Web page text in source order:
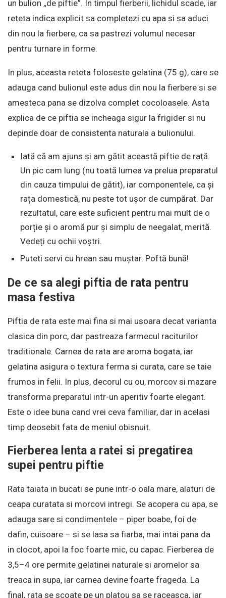
un bulion „de piftie”. In timpul fierberii, lichidul scade, iar
reteta indica explicit sa completezi cu apa si sa aduci
din nou la fierbere, ca sa pastrezi volumul necesar
pentru turnare in forme.
In plus, aceasta reteta foloseste gelatina (75 g), care se
adauga cand bulionul este adus din nou la fierbere si se
amesteca pana se dizolva complet cocoloasele. Asta
explica de ce piftia se incheaga sigur la frigider si nu
depinde doar de consistenta naturala a bulionului.
Iată că am ajuns și am gătit această piftie de rață.
Un pic cam lung (nu toată lumea va prelua preparatul
din cauza timpului de gătit), iar componentele, ca și
rața domestică, nu peste tot ușor de cumpărat. Dar
rezultatul, care este suficient pentru mai mult de o
porție și o aromă pur și simplu de neegalat, merită.
Vedeți cu ochii voștri.
Puteti servi cu hrean sau muștar. Poftă bună!
De ce sa alegi piftia de rata pentru
masa festiva
Piftia de rata este mai fina si mai usoara decat varianta
clasica din porc, dar pastreaza farmecul raciturilor
traditionale. Carnea de rata are aroma bogata, iar
gelatina asigura o textura ferma si curata, care se taie
frumos in felii. In plus, decorul cu ou, morcov si mazare
transforma preparatul intr-un aperitiv foarte elegant.
Este o idee buna cand vrei ceva familiar, dar in acelasi
timp deosebit fata de meniul obisnuit.
Fierberea lenta a ratei si pregatirea
supei pentru piftie
Rata taiata in bucati se pune intr-o oala mare, alaturi de
ceapa curatata si morcovi intregi. Se acopera cu apa, se
adauga sare si condimentele – piper boabe, foi de
dafin, cuisoare – si se lasa sa fiarba, mai intai pana da
in clocot, apoi la foc foarte mic, cu capac. Fierberea de
3,5–4 ore permite gelatinei naturale si aromelor sa
treaca in supa, iar carnea devine foarte frageda. La
final, rata se scoate pe un platou sa se raceasca, iar